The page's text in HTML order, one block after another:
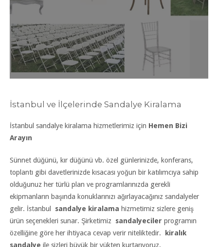
İstanbul ve İlçelerinde Sandalye Kiralama
İstanbul sandalye kiralama hizmetlerimiz için Hemen Bizi
Arayın
Sünnet düğünü, kır düğünü vb. özel günlerinizde, konferans,
toplantı gibi davetlerinizde kısacası yoğun bir katılımcıya sahip
olduğunuz her türlü plan ve programlarınızda gerekli
ekipmanların başında konuklarınızı ağırlayacağınız sandalyeler
gelir. İstanbul
sandalye kiralama hizmetimiz sizlere geniş
ürün seçenekleri sunar. Şirketimiz
sandalyeciler programın
özelliğine göre her ihtiyaca cevap verir niteliktedir.
kiralık
sandalye ile sizleri büyük bir yükten kurtarıyoruz.